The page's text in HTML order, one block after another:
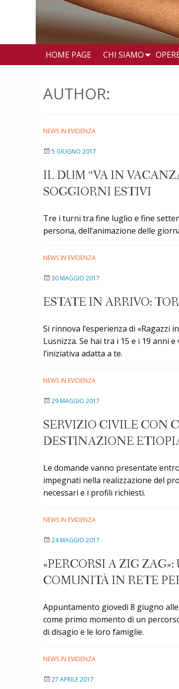
HOME PAGE CHI SIAMO
AUTHOR:
NEWS IN EVIDENZA
5 GIUGNO 2017
IL DUM “VA IN
SOGGIORNI ESTIVI
Tre i turni tra fine luglio e fine
persona, dell’animazione delle
NEWS IN EVIDENZA
30 MAGGIO 2017
ESTATE IN ARRIVO:
Si rinnova l’esperienza di «Ragazzi
Lusnizza. Se hai tra i 15 e i 19 anni
l’iniziativa adatta a te.
NEWS IN EVIDENZA
29 MAGGIO 2017
SERVIZIO CIVILE CON
DESTINAZIONE
Le domande vanno presentate
impegnati nella realizzazione del
necessari e i profili richiesti.
NEWS IN EVIDENZA
24 MAGGIO 2017
«PERCORSI A ZIG
COMUNITÀ IN RETE
Appuntamento giovedì 8 giugno
come primo momento di un
di disagio e le loro famiglie.
NEWS IN EVIDENZA
27 APRILE 2017